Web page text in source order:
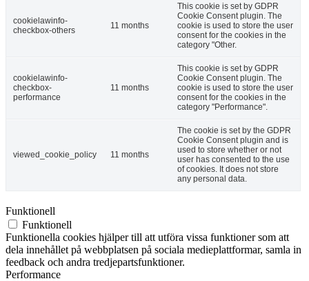
cookielawinfo-
checkbox-others
11 months
This cookie is set by GDPR
Cookie Consent plugin. The
cookie is used to store the user
consent for the cookies in the
category "Other.
cookielawinfo-
checkbox-
performance
11 months
This cookie is set by GDPR
Cookie Consent plugin. The
cookie is used to store the user
consent for the cookies in the
category "Performance".
viewed_cookie_policy 11 months
The cookie is set by the GDPR
Cookie Consent plugin and is
used to store whether or not
user has consented to the use
of cookies. It does not store
any personal data.
Funktionell
Funktionell
Funktionella cookies hjälper till att utföra vissa funktioner som att
dela innehållet på webbplatsen på sociala medieplattformar, samla in
feedback och andra tredjepartsfunktioner.
Performance